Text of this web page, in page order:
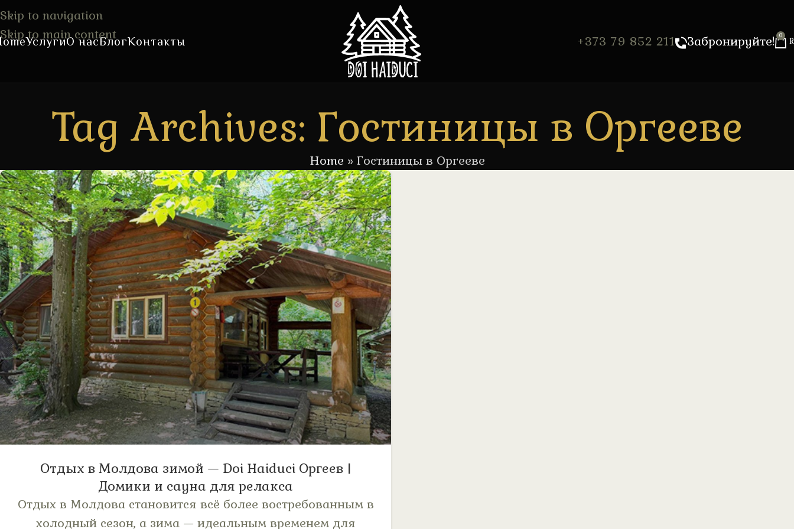
Skip to navigation
Skip to main content
УслугиО насБлогКонтакты +373 79 852 211 Забронируйте! 0
Tag Archives: Гостиницы в Оргееве
Home » Гостиницы в Оргееве
Отдых в Молдова зимой — Doi Haiduci Оргеев |
Домики и сауна для релакса
Отдых в Молдова становится всё более востребованным в
холодный сезон, а зима — идеальным временем для